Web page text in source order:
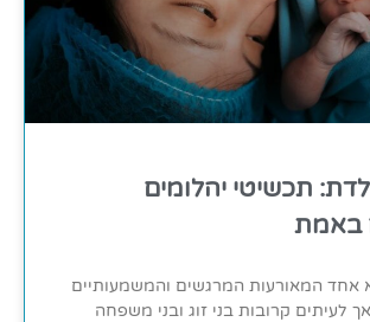
תכשיטי יהלומים
באמת
אחד המאורעות המרגשים והמשמעותיים
לעיתים קרובות בני זוג ובני משפחה